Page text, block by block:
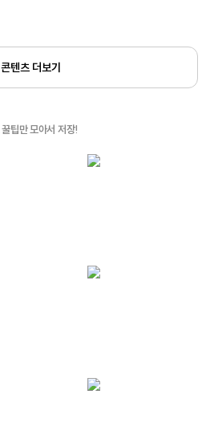
콘텐츠 더보기
팁만 모아서 저장!